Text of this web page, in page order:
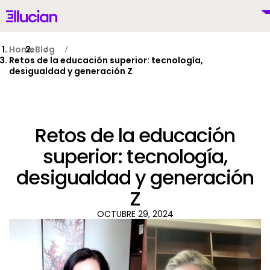
Main menu Ellucian
Por Qué Ellucian
HomeBlog
Retos de la educación superior: tecnología,
desigualdad y generación Z
Retos de la educación
superior: tecnología,
desigualdad y generación
Z
OCTUBRE 29, 2024